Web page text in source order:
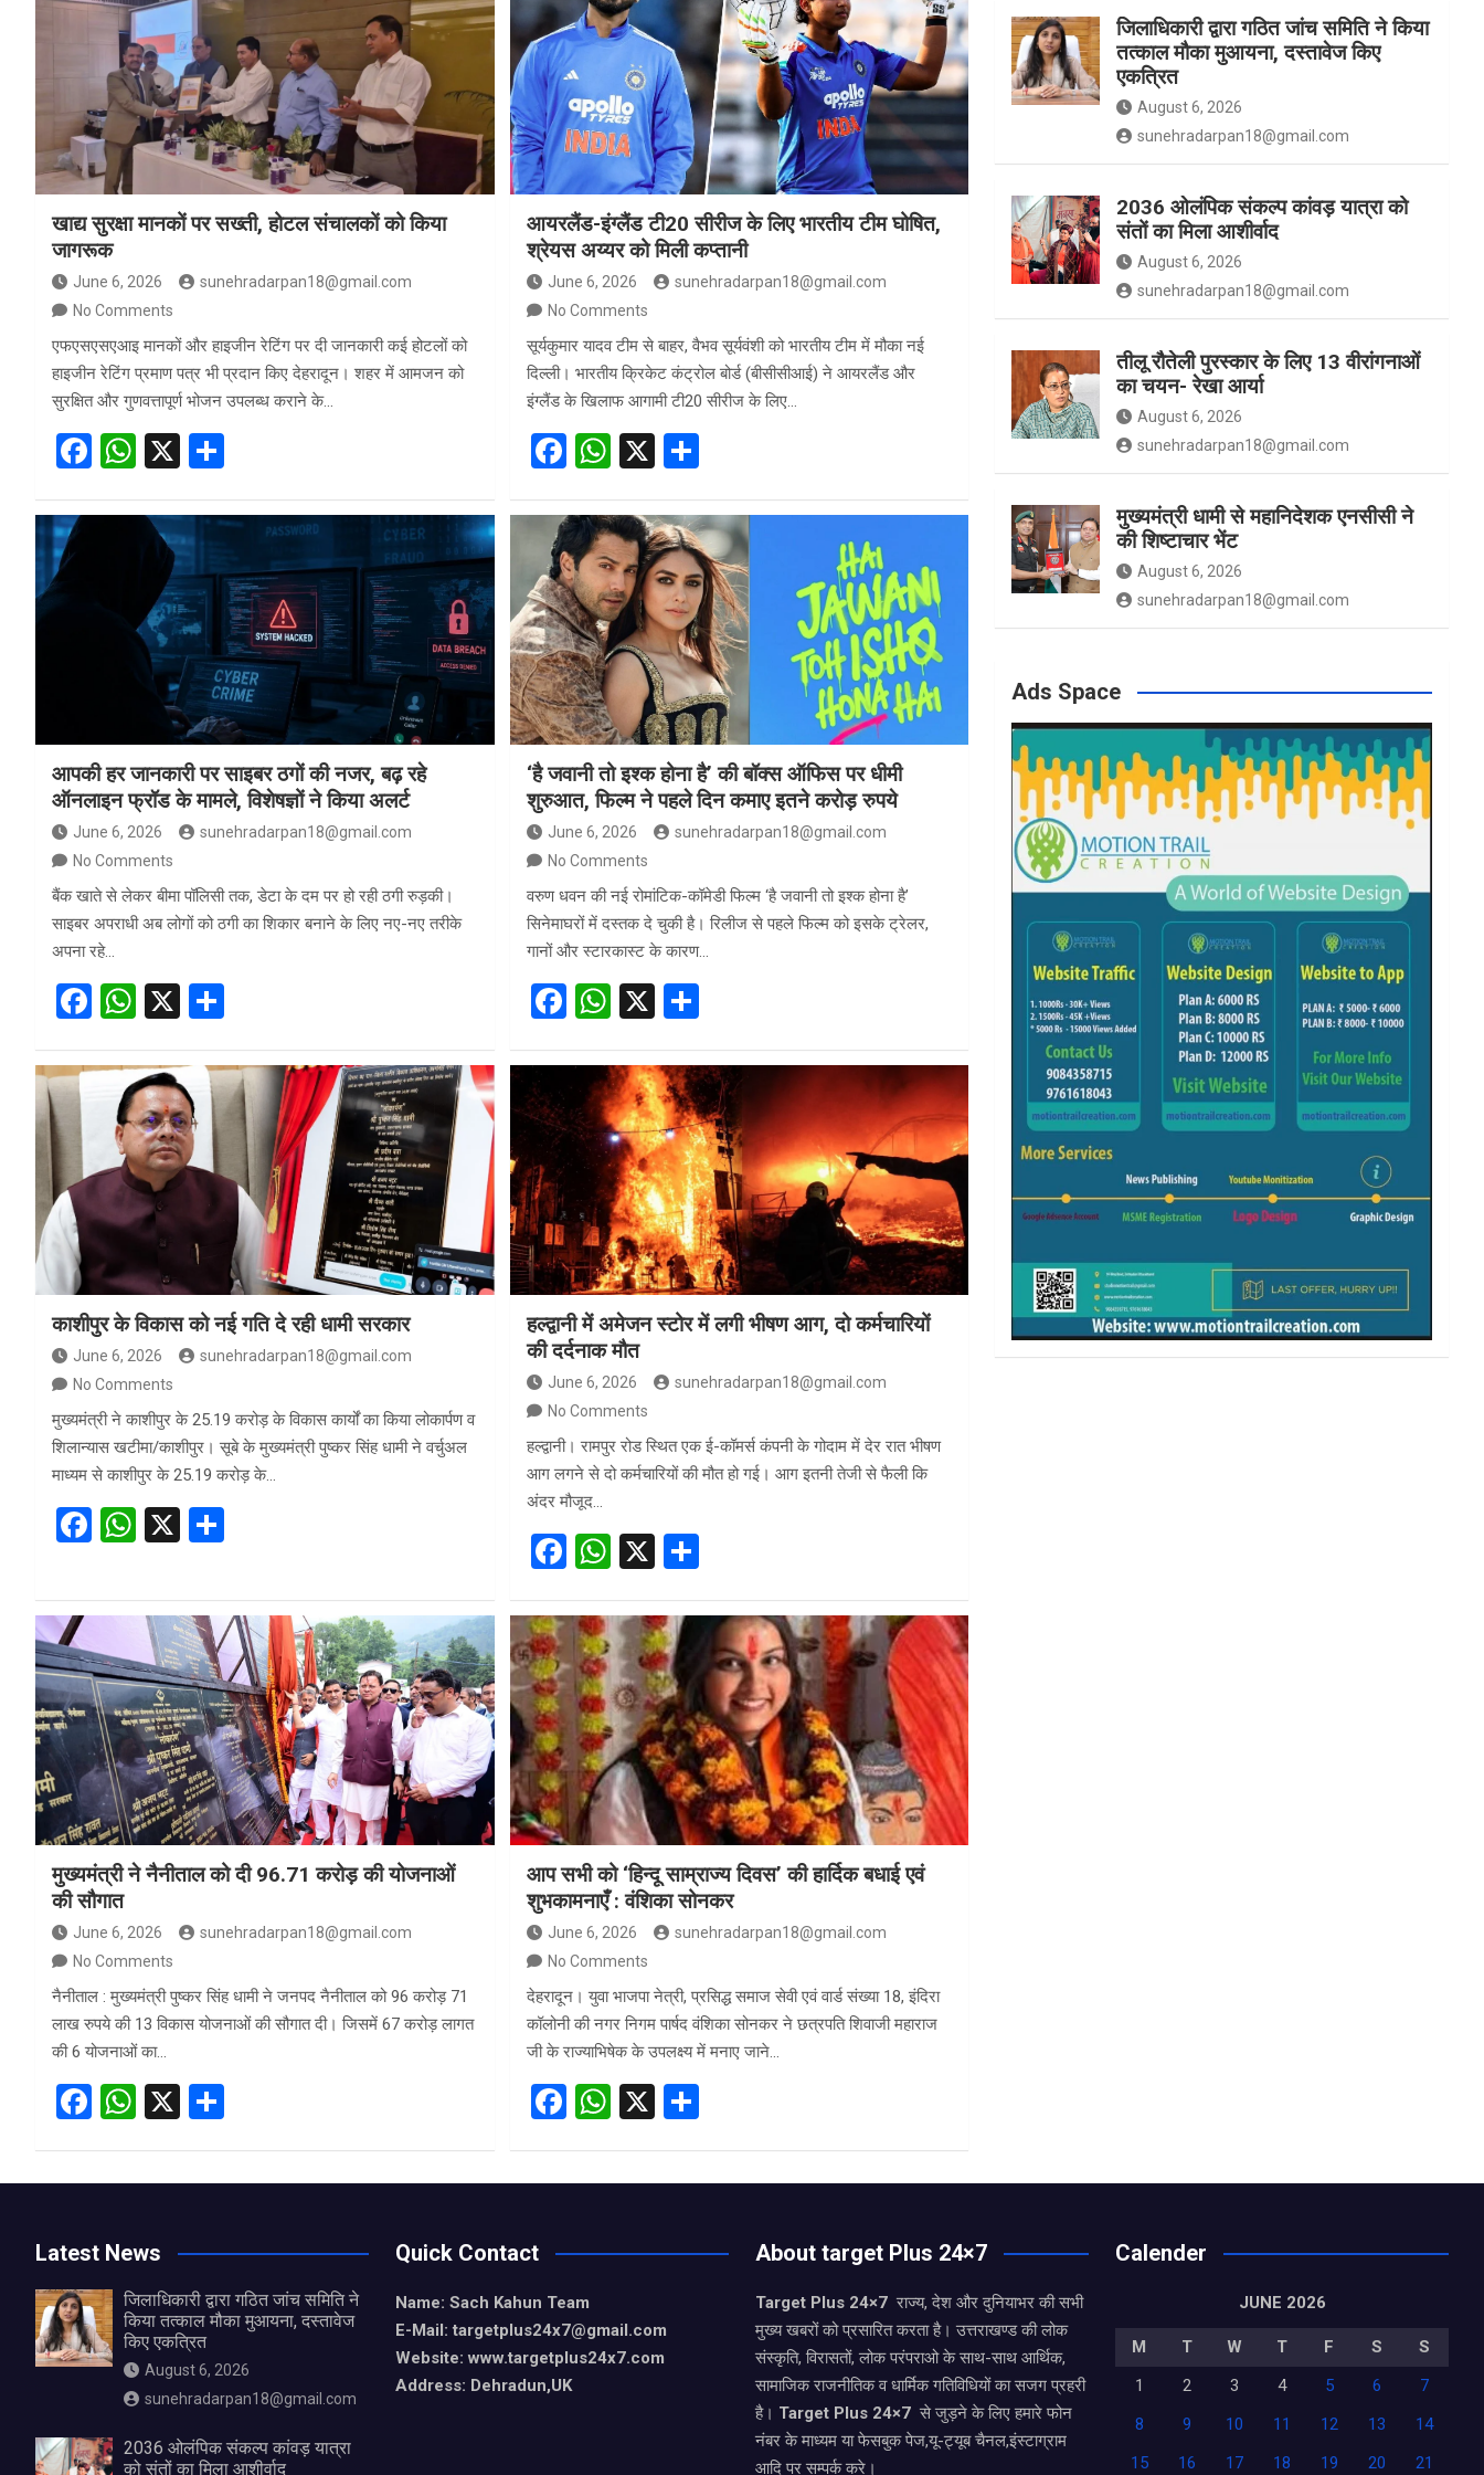
o
k
A
p
p
o
o
k
A
p
p
खाद्य सुरक्षा मानकों पर सख्ती, होटल संचालकों को किया
जागरूक
June 6, 2026
sunehradarpan18@gmail.com
No Comments
एफएसएसएआइ मानकों और हाइजीन रेटिंग पर दी जानकारी कई होटलों को
हाइजीन रेटिंग प्रमाण पत्र भी प्रदान किए देहरादून। शहर में आमजन को
सुरक्षित और गुणवत्तापूर्ण भोजन उपलब्ध कराने के…
F
ce
W
at
A
p
p
X
ar
e
आयरलैंड-इंग्लैंड टी20 सीरीज के लिए भारतीय टीम घोषित,
श्रेयस अय्यर को मिली कप्तानी
June 6, 2026
sunehradarpan18@gmail.com
No Comments
सूर्यकुमार यादव टीम से बाहर, वैभव सूर्यवंशी को भारतीय टीम में मौका नई
दिल्ली। भारतीय क्रिकेट कंट्रोल बोर्ड (बीसीसीआई) ने आयरलैंड और
इंग्लैंड के खिलाफ आगामी टी20 सीरीज के लिए…
F
ce
b
o
o
k
W
at
s
A
p
p
X
ar
e
आपकी हर जानकारी पर साइबर ठगों की नजर, बढ़ रहे
ऑनलाइन फ्रॉड के मामले, विशेषज्ञों ने किया अलर्ट
June 6, 2026
sunehradarpan18@gmail.com
No Comments
बैंक खाते से लेकर बीमा पॉलिसी तक, डेटा के दम पर हो रही ठगी रुड़की।
साइबर अपराधी अब लोगों को ठगी का शिकार बनाने के लिए नए-नए तरीके
अपना रहे…
F
ce
o
k
W
at
s
A
p
p
X
ar
e
‘है जवानी तो इश्क होना है’ की बॉक्स ऑफिस पर धीमी
शुरुआत, फिल्म ने पहले दिन कमाए इतने करोड़ रुपये
June 6, 2026
sunehradarpan18@gmail.com
No Comments
वरुण धवन की नई रोमांटिक-कॉमेडी फिल्म ‘है जवानी तो इश्क होना है’
सिनेमाघरों में दस्तक दे चुकी है। रिलीज से पहले फिल्म को इसके ट्रेलर,
गानों और स्टारकास्ट के कारण…
F
ce
b
o
o
k
W
at
s
A
p
p
X S
ar
e
काशीपुर के विकास को नई गति दे रही धामी सरकार
June 6, 2026
sunehradarpan18@gmail.com
No Comments
मुख्यमंत्री ने काशीपुर के 25.19 करोड़ के विकास कार्यों का किया लोकार्पण व
शिलान्यास खटीमा/काशीपुर। सूबे के मुख्यमंत्री पुष्कर सिंह धामी ने वर्चुअल
माध्यम से काशीपुर के 25.19 करोड़ के…
F
ce
o
o
k
W
at
s
A
p
p
X
ar
e
हल्द्वानी में अमेजन स्टोर में लगी भीषण आग, दो कर्मचारियों
की दर्दनाक मौत
June 6, 2026
sunehradarpan18@gmail.com
No Comments
हल्द्वानी। रामपुर रोड स्थित एक ई-कॉमर्स कंपनी के गोदाम में देर रात भीषण
आग लगने से दो कर्मचारियों की मौत हो गई। आग इतनी तेजी से फैली कि
अंदर मौजूद…
F
ce
b
o
o
k
W
at
s
A
p
p
X S
ar
e
मुख्यमंत्री ने नैनीताल को दी 96.71 करोड़ की योजनाओं
की सौगात
June 6, 2026
sunehradarpan18@gmail.com
No Comments
नैनीताल : मुख्यमंत्री पुष्कर सिंह धामी ने जनपद नैनीताल को 96 करोड़ 71
लाख रुपये की 13 विकास योजनाओं की सौगात दी। जिसमें 67 करोड़ लागत
की 6 योजनाओं का…
F
ce
o
o
k
W
at
A
p
X
ar
आप सभी को ‘हिन्दू साम्राज्य दिवस’ की हार्दिक बधाई एवं
शुभकामनाएँ : वंशिका सोनकर
June 6, 2026
sunehradarpan18@gmail.com
No Comments
देहरादून। युवा भाजपा नेत्री, प्रसिद्ध समाज सेवी एवं वार्ड संख्या 18, इंदिरा
कॉलोनी की नगर निगम पार्षद वंशिका सोनकर ने छत्रपति शिवाजी महाराज
जी के राज्याभिषेक के उपलक्ष्य में मनाए जाने…
F
ce
o
k
W
at
A
p
X S
ar
k a
m
जिलाधिकारी द्वारा गठित जांच समिति ने किया
तत्काल मौका मुआयना, दस्तावेज किए
एकत्रित
August 6, 2026
sunehradarpan18@gmail.com
2036 ओलंपिक संकल्प कांवड़ यात्रा को
संतों का मिला आशीर्वाद
August 6, 2026
sunehradarpan18@gmail.com
तीलू रौतेली पुरस्कार के लिए 13 वीरांगनाओं
का चयन- रेखा आर्या
August 6, 2026
sunehradarpan18@gmail.com
मुख्यमंत्री धामी से महानिदेशक एनसीसी ने
की शिष्टाचार भेंट
August 6, 2026
sunehradarpan18@gmail.com
Ads Space
Latest News
जिलाधिकारी द्वारा गठित जांच समिति ने
किया तत्काल मौका मुआयना, दस्तावेज
किए एकत्रित
August 6, 2026
sunehradarpan18@gmail.com
2036 ओलंपिक संकल्प कांवड़ यात्रा
को संतों का मिला आशीर्वाद
Quick Contact
Name: Sach Kahun Team
E-Mail: targetplus24x7@gmail.com
Website: www.targetplus24x7.com
Address: Dehradun,UK
About target Plus 24×7
Target Plus 24×7 राज्य, देश और दुनियाभर की सभी
मुख्य खबरों को प्रसारित करता है। उत्तराखण्ड की लोक
संस्कृति, विरासतों, लोक परंपराओ के साथ-साथ आर्थिक,
सामाजिक राजनीतिक व धार्मिक गतिविधियों का सजग प्रहरी
है। Target Plus 24×7 से जुड़ने के लिए हमारे फोन
नंबर के माध्यम या फेसबुक पेज,यू-ट्यूब चैनल,इंस्टाग्राम
आदि पर सम्पर्क करे।
Calender
JUNE 2026
M T W T F S
S
1
2 3 4 5 6
7
8
9 10 11 12 13
14
15
16 17 18 19 20 21